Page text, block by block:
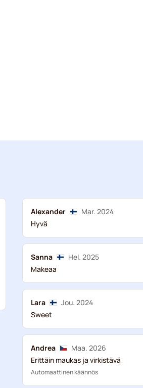
Alexander
Mar. 2024
Hyvä
Sanna
Hel. 2025
Makeaa
Lara
Jou. 2024
Sweet
Andrea
Maa. 2026
Erittäin maukas ja virkistävä
Automaattinen käännös